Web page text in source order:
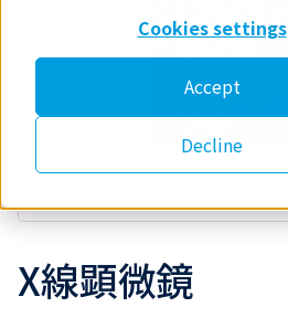
Cookies settings
Accept
Decline
X線顕微鏡